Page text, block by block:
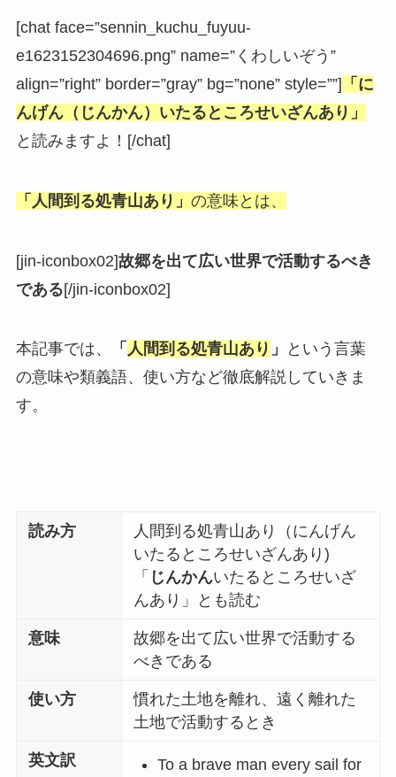
[chat face=”sennin_kuchu_fuyuu-
e1623152304696.png” name=”くわしいぞう”
align=”right” border=”gray” bg=”none” style=””] 「に
んげん（じんかん） いたるところせいざんあり」
と読みますよ！[/chat]
「人間到る処青山あり」 の意味とは、
[jin-iconbox02]故郷を出て広い世界で活動するべき
である[/jin-iconbox02]
本記事では、 「 人間到る処青山あり 」
という言葉
の意味や類義語、使い方など徹底解説していきま
す。
読み方
人間到る処青山あり（にんげん
いたるところせいざんあり)
「 じんかんいたるところせいざ
んあり」とも読む
意味
故郷を出て広い世界で活動する
べきである
使い方
慣れた土地を離れ、遠く離れた
土地で活動するとき
英文訳
To a brave man every sail for